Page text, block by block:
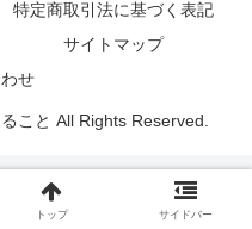
特定商取引法に基づく表記
サイトマップ
せ
こと All Rights Reserved.
トップ サイドバー